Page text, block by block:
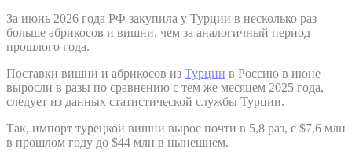
За июнь 2026 года РФ закупила у Турции в несколько раз
больше абрикосов и вишни, чем за аналогичный период
прошлого года.
Поставки вишни и абрикосов из Турции в Россию в июне
выросли в разы по сравнению с тем же месяцем 2025 года,
следует из данных статистической службы Турции.
Так, импорт турецкой вишни вырос почти в 5,8 раз, с $7,6 млн
в прошлом году до $44 млн в нынешнем.